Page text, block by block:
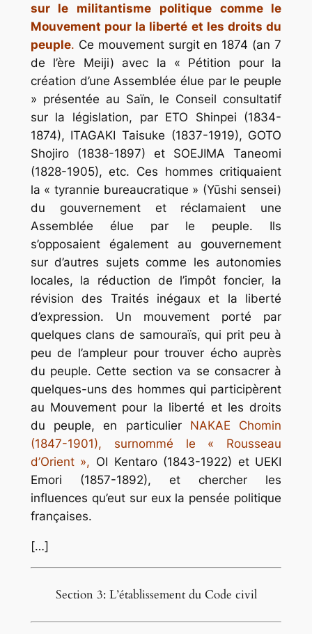
sur le militantisme politique comme le
Mouvement pour la liberté et les droits du
peuple. Ce mouvement surgit en 1874 (an 7
de l’ère Meiji) avec la « Pétition pour la
création d’une Assemblée élue par le peuple
» présentée au Saïn, le Conseil consultatif
sur la législation, par ETO Shinpei (1834-
1874), ITAGAKI Taisuke (1837-1919), GOTO
Shojiro (1838-1897) et SOEJIMA Taneomi
(1828-1905), etc. Ces hommes critiquaient
la « tyrannie bureaucratique » (Yūshi sensei)
du gouvernement et réclamaient une
Assemblée élue par le peuple. Ils
s’opposaient également au gouvernement
sur d’autres sujets comme les autonomies
locales, la réduction de l’impôt foncier, la
révision des Traités inégaux et la liberté
d’expression. Un mouvement porté par
quelques clans de samouraïs, qui prit peu à
peu de l’ampleur pour trouver écho auprès
du peuple. Cette section va se consacrer à
quelques-uns des hommes qui participèrent
au Mouvement pour la liberté et les droits
du peuple, en particulier NAKAE Chomin
(1847-1901), surnommé le « Rousseau
d’Orient », OI Kentaro (1843-1922) et UEKI
Emori (1857-1892), et chercher les
influences qu’eut sur eux la pensée politique
françaises.
[…]
Section 3: L’établissement du Code civil